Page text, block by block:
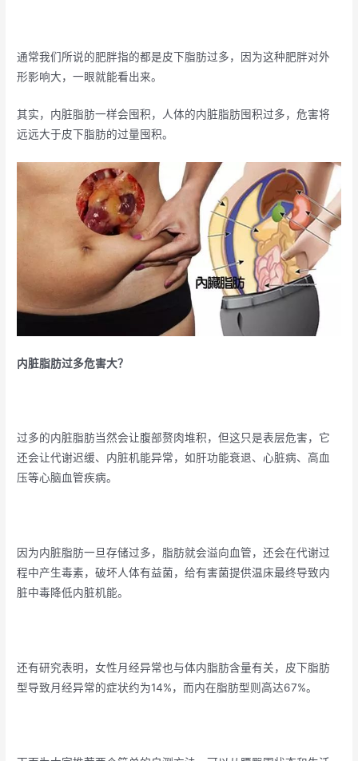
通常我们所说的肥胖指的都是皮下脂肪过多，因为这种肥胖对外
形影响大，一眼就能看出来。
其实，内脏脂肪一样会囤积，人体的内脏脂肪囤积过多，危害将
远远大于皮下脂肪的过量囤积。
内脏脂肪过多危害大？
过多的内脏脂肪当然会让腹部赘肉堆积，但这只是表层危害，它
还会让代谢迟缓、内脏机能异常，如肝功能衰退、心脏病、高血
压等心脑血管疾病。
因为内脏脂肪一旦存储过多，脂肪就会溢向血管，还会在代谢过
程中产生毒素，破坏人体有益菌，给有害菌提供温床最终导致内
脏中毒降低内脏机能。
还有研究表明，女性月经异常也与体内脂肪含量有关，皮下脂肪
型导致月经异常的症状约为14%，而内在脂肪型则高达67%。